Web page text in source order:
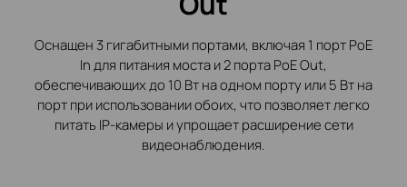
Оснащен 3 гигабитными портами, включая 1 порт PoE
In для питания моста и 2 порта PoE Out,
обеспечивающих до 10 Вт на одном порту или 5 Вт на
порт при использовании обоих, что позволяет легко
питать IP-камеры и упрощает расширение сети
видеонаблюдения.